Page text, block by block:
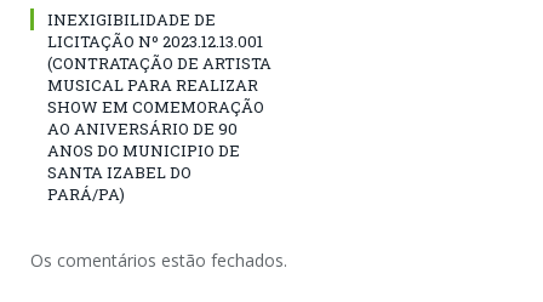
INEXIGIBILIDADE DE
LICITAÇÃO Nº 2023.12.13.001
(CONTRATAÇÃO DE ARTISTA
MUSICAL PARA REALIZAR
SHOW EM COMEMORAÇÃO
AO ANIVERSÁRIO DE 90
ANOS DO MUNICIPIO DE
SANTA IZABEL DO
PARÁ/PA)
Os comentários estão fechados.